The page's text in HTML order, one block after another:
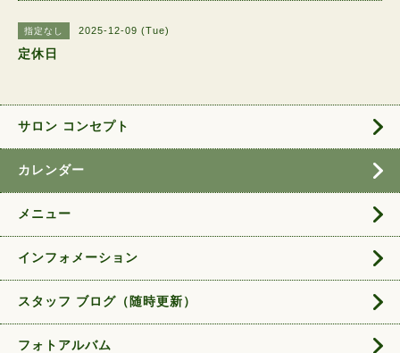
指定なし 2025-12-09 (Tue)
定休日
サロン コンセプト
カレンダー
メニュー
インフォメーション
スタッフ ブログ（随時更新）
フォトアルバム